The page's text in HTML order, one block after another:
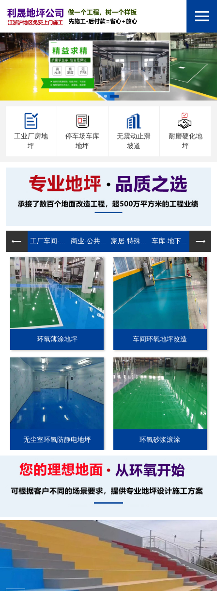
工业厂房地
坪
停车场车库
地坪
无震动止滑
坡道
耐磨硬化地
坪
工厂车间·... 商业·公共... 家居·特殊... 车库·地下...
环氧薄涂地坪 车间环氧地坪改造
无尘室环氧防静电地坪 环氧砂浆滚涂